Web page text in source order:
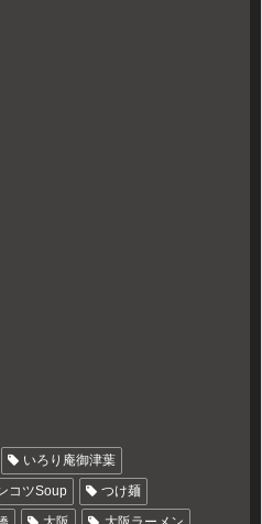
いろり庵御津葉
コツSoup
つけ麺